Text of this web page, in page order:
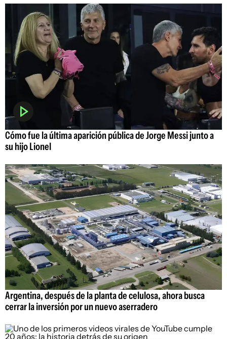
Cómo fue la última aparición pública de Jorge Messi junto a
su hijo Lionel
Argentina, después de la planta de celulosa, ahora busca
cerrar la inversión por un nuevo aserradero